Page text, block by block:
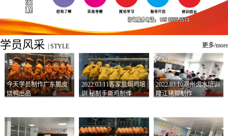
学员风采 STYLE 更多/more
今天学员制作广东脆皮
烧鸭出品
2022.03.11客家盐焗鸡培
训 秘制手撕鸡制作
2022.03.10潮州卤水培训
隆江猪脚制作